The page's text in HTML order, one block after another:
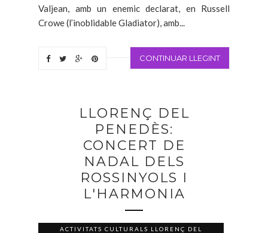
Valjean, amb un enemic declarat, en Russell
Crowe (l’inoblidable Gladiator), amb...
CONTINUAR LLEGINT
LLORENÇ DEL
PENEDÈS:
CONCERT DE
NADAL DELS
ROSSINYOLS I
L'HARMONIA
ACTIVITATS CULTURALS LLORENÇ DEL